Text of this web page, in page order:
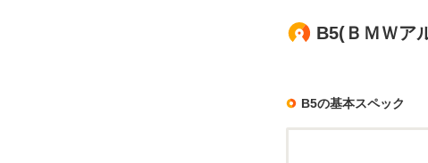
B5(ＢＭＷア
B5の基本スペック